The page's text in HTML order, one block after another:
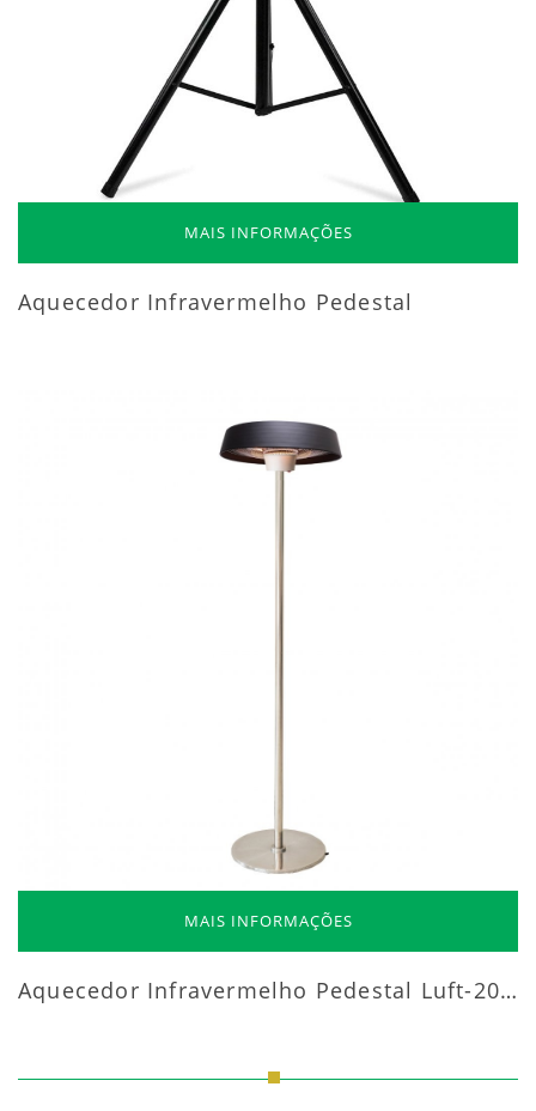
MAIS INFORMAÇÕES
Aquecedor Infravermelho Pedestal
MAIS INFORMAÇÕES
Aquecedor Infravermelho Pedestal Luft-20000